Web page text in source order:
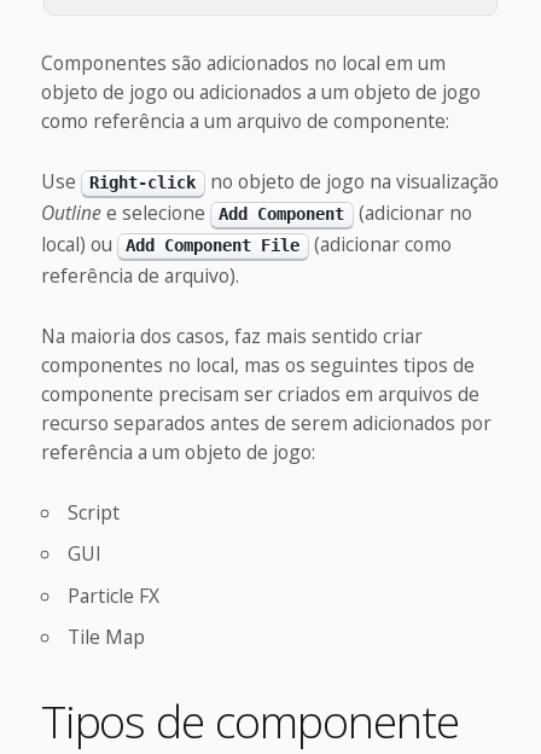
Componentes são adicionados no local em um
objeto de jogo ou adicionados a um objeto de jogo
como referência a um arquivo de componente:
Use Right-click
no objeto de jogo na visualização
Outlinee selecione Add Component
(adicionar no
local) ou
Add Component File
(adicionar como
referência de arquivo).
Na maioria dos casos, faz mais sentido criar
componentes no local, mas os seguintes tipos de
componente precisam ser criados em arquivos de
recurso separados antes de serem adicionados por
referência a um objeto de jogo:
Script
GUI
Particle FX
Tile Map
Tipos de componente